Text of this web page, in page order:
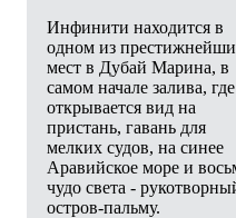
Инфинити находится в
одном из
мест в Дубай Марина, в
самом начале залива, где
открывается вид на
пристань, гавань для
мелких судов, на синее
Аравийское море и
чудо света -
остров-пальму.